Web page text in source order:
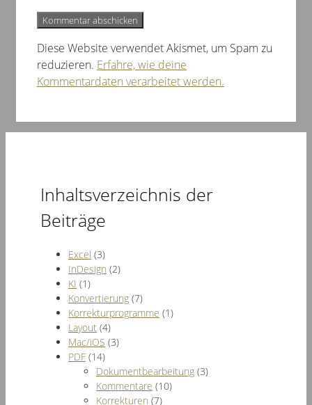
Diese Website verwendet Akismet, um Spam zu
reduzieren. Erfahre, wie deine
Kommentardaten verarbeitet werden.
Inhaltsverzeichnis der
Beiträge
Excel (3)
InDesign (2)
KI (1)
Konvertierung (7)
Korrekturprogramme (1)
Layout (4)
Mac/iOS (3)
PDF (14)
Dokumentbearbeitung (3)
Kommentare (10)
Korrekturen (7)